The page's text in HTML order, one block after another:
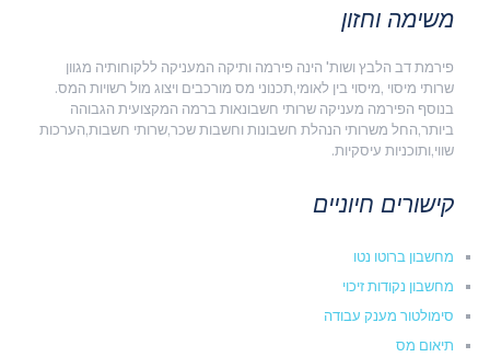
משימה וחזון
פירמת דב הלבץ ושות' הינה פירמה ותיקה המעניקה ללקוחותיה מגוון
שרותי מיסוי ,מיסוי בין לאומי,תכנוני מס מורכבים ויצוג מול רשויות המס.
בנוסף הפירמה מעניקה שרותי חשבונאות ברמה המקצועית הגבוהה
ביותר,החל משרותי הנהלת חשבונות וחשבות שכר,שרותי חשבות,הערכות
שווי,ותוכניות עיסקיות.
קישורים חיוניים
מחשבון ברוטו נטו
מחשבון נקודות זיכוי
סימולטור מענק עבודה
תיאום מס